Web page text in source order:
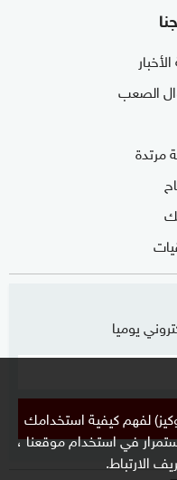
لفهم كيفية استخدامك
في استخدام موقعنا ،
الارتباط.
الصعب
مرتدة
يوميا